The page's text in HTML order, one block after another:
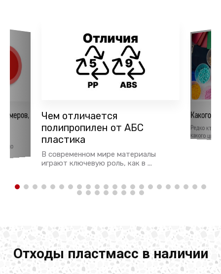
Чем отличается
полипропилен от АБС
пластика
В современном мире материалы
играют ключевую роль, как в ...
Какого
Редко кто
какого
Отходы пластмасс в наличии